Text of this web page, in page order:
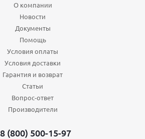
О компании
Новости
Документы
Помощь
Условия оплаты
Условия доставки
Гарантия и возврат
Статьи
Вопрос-ответ
Производители
8 (800) 500-15-97